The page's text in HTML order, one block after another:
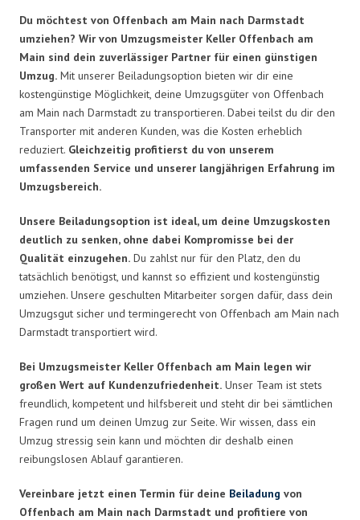
Du möchtest von Offenbach am Main nach Darmstadt
umziehen? Wir von Umzugsmeister Keller Offenbach am
Main sind dein zuverlässiger Partner für einen günstigen
Umzug. Mit unserer Beiladungsoption bieten wir dir eine
kostengünstige Möglichkeit, deine Umzugsgüter von Offenbach
am Main nach Darmstadt zu transportieren. Dabei teilst du dir den
Transporter mit anderen Kunden, was die Kosten erheblich
reduziert. Gleichzeitig profitierst du von unserem
umfassenden Service und unserer langjährigen Erfahrung im
Umzugsbereich.
Unsere Beiladungsoption ist ideal, um deine Umzugskosten
deutlich zu senken, ohne dabei Kompromisse bei der
Qualität einzugehen. Du zahlst nur für den Platz, den du
tatsächlich benötigst, und kannst so effizient und kostengünstig
umziehen. Unsere geschulten Mitarbeiter sorgen dafür, dass dein
Umzugsgut sicher und termingerecht von Offenbach am Main nach
Darmstadt transportiert wird.
Bei Umzugsmeister Keller Offenbach am Main legen wir
großen Wert auf Kundenzufriedenheit. Unser Team ist stets
freundlich, kompetent und hilfsbereit und steht dir bei sämtlichen
Fragen rund um deinen Umzug zur Seite. Wir wissen, dass ein
Umzug stressig sein kann und möchten dir deshalb einen
reibungslosen Ablauf garantieren.
Vereinbare jetzt einen Termin für deine Beiladung von
Offenbach am Main nach Darmstadt und profitiere von